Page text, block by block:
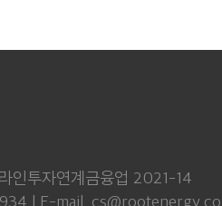
인투자연계금융업 2021-14
l E-mail.